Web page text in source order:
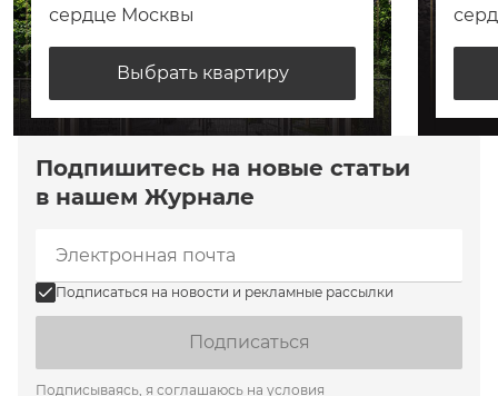
сердце Москвы
Выбрать квартиру
Подпишитесь на новые статьи
в нашем Журнале
Подписаться на новости и рекламные рассылки
Подписаться
Подписываясь, я соглашаюсь на условия